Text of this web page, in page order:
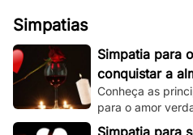
Simpatias
Simpatia para
conquistar a
Conheça as
para o amor
sua alma
Simpatia para